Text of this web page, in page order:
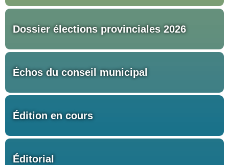
Dossier élections provinciales 2026
Échos du conseil municipal
Édition en cours
Éditorial